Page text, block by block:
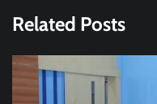
Related Posts